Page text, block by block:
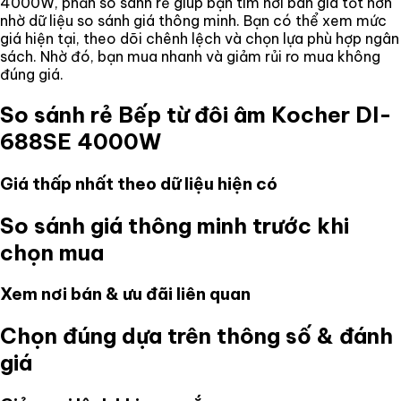
nhờ dữ liệu so sánh giá thông minh. Bạn có thể xem mức
giá hiện tại, theo dõi chênh lệch và chọn lựa phù hợp ngân
sách. Nhờ đó, bạn mua nhanh và giảm rủi ro mua không
đúng giá.
So sánh rẻ Bếp từ đôi âm Kocher DI-
688SE 4000W
Giá thấp nhất theo dữ liệu hiện có
So sánh giá thông minh trước khi
chọn mua
Xem nơi bán & ưu đãi liên quan
Chọn đúng dựa trên thông số & đánh
giá